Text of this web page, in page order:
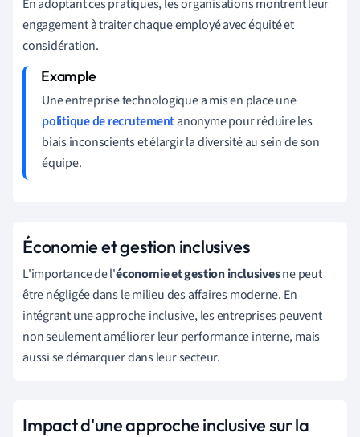
En adoptant ces pratiques, les organisations montrent leur
engagement à traiter chaque employé avec équité et
considération.
Une entreprise technologique a mis en place une
politique de recrutementanonyme pour réduire les
biais inconscients et élargir la diversité au sein de son
équipe.
Économie et gestion inclusives
L'importance de l'économie et gestion inclusivesne peut
être négligée dans le milieu des affaires moderne. En
intégrant une approche inclusive, les entreprises peuvent
non seulement améliorer leur performance interne, mais
aussi se démarquer dans leur secteur.
Impact d'une approche inclusive sur la